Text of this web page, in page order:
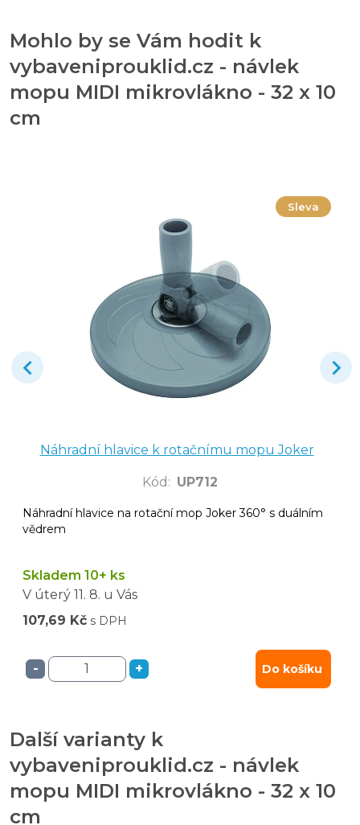
Mohlo by se Vám hodit k
vybaveniprouklid.cz - návlek
mopu MIDI mikrovlákno - 32 x 10
cm
Sleva
Náhradní hlavice k rotačnímu mopu Joker
Kód : UP712
Náhradní hlavice na rotační mop Joker 360° s duálním
vědrem
Skladem 10+ ks
V úterý 11. 8. u Vás
107,69 Kč s DPH
- + Do košíku
Další varianty k
vybaveniprouklid.cz - návlek
mopu MIDI mikrovlákno - 32 x 10
cm